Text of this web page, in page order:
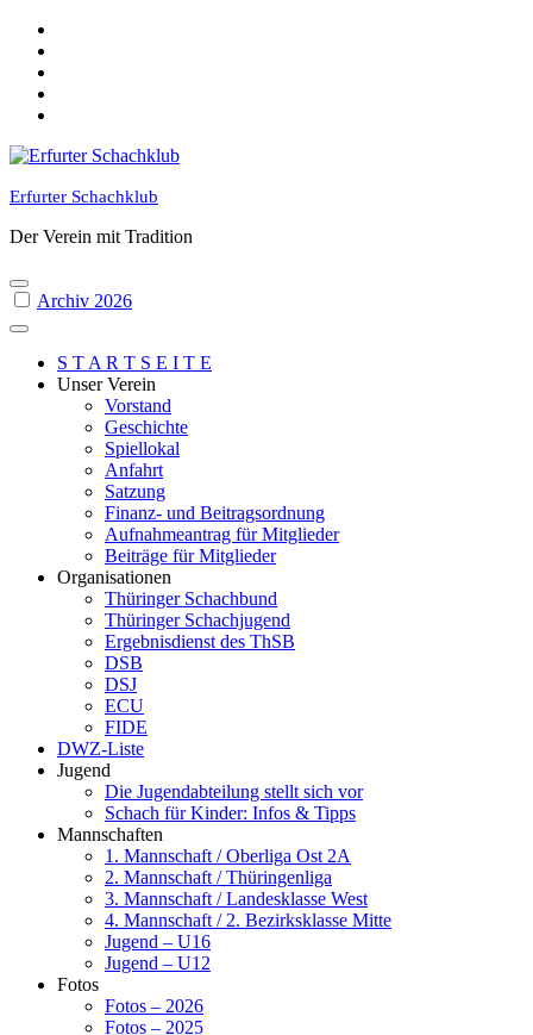
Skip
content
Erfurter Schachklub
Der Verein mit Tradition
Archiv 2026
S T A R T S E I T E
Unser Verein
Vorstand
Geschichte
Spiellokal
Anfahrt
Satzung
Finanz- und Beitragsordnung
Aufnahmeantrag für Mitglieder
Beiträge für Mitglieder
Organisationen
Thüringer Schachbund
Thüringer Schachjugend
Ergebnisdienst des ThSB
DSB
DSJ
ECU
FIDE
DWZ-Liste
Jugend
Die Jugendabteilung stellt sich vor
Schach für Kinder: Infos & Tipps
Mannschaften
1. Mannschaft / Oberliga Ost 2A
2. Mannschaft / Thüringenliga
3. Mannschaft / Landesklasse West
4. Mannschaft / 2. Bezirksklasse Mitte
Jugend – U16
Jugend – U12
Fotos
Fotos – 2026
Fotos – 2025